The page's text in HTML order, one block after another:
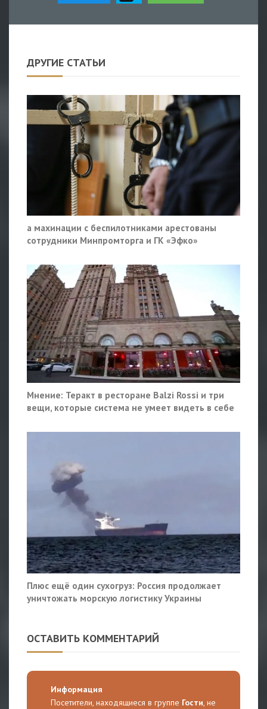
ДРУГИЕ СТАТЬИ
а махинации с беспилотниками арестованы
сотрудники Минпромторга и ГК «Эфко»
Мнение: Теракт в ресторане Balzi Rossi и три
вещи, которые система не умеет видеть в себе
Плюс ещё один сухогруз: Россия продолжает
уничтожать морскую логистику Украины
ОСТАВИТЬ КОММЕНТАРИЙ
Информация
Посетители, находящиеся в группе Гости, не